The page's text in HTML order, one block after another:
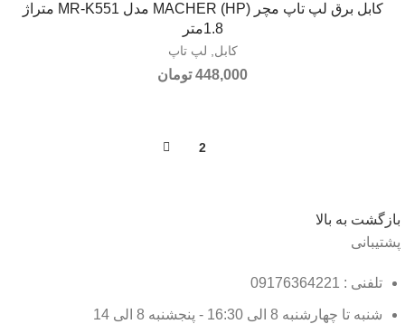
افزودن به سبد خرید
کابل برق لپ تاپ مچر MACHER (HP) مدل MR-K551 متراژ
1.8متر
کابل, لپ تاپ
448,000 تومان
2
بازگشت به بالا
پشتیبانی
تلفنی : 09176364221
شنبه تا چهارشنبه 8 الی 16:30 - پنجشنبه 8 الی 14